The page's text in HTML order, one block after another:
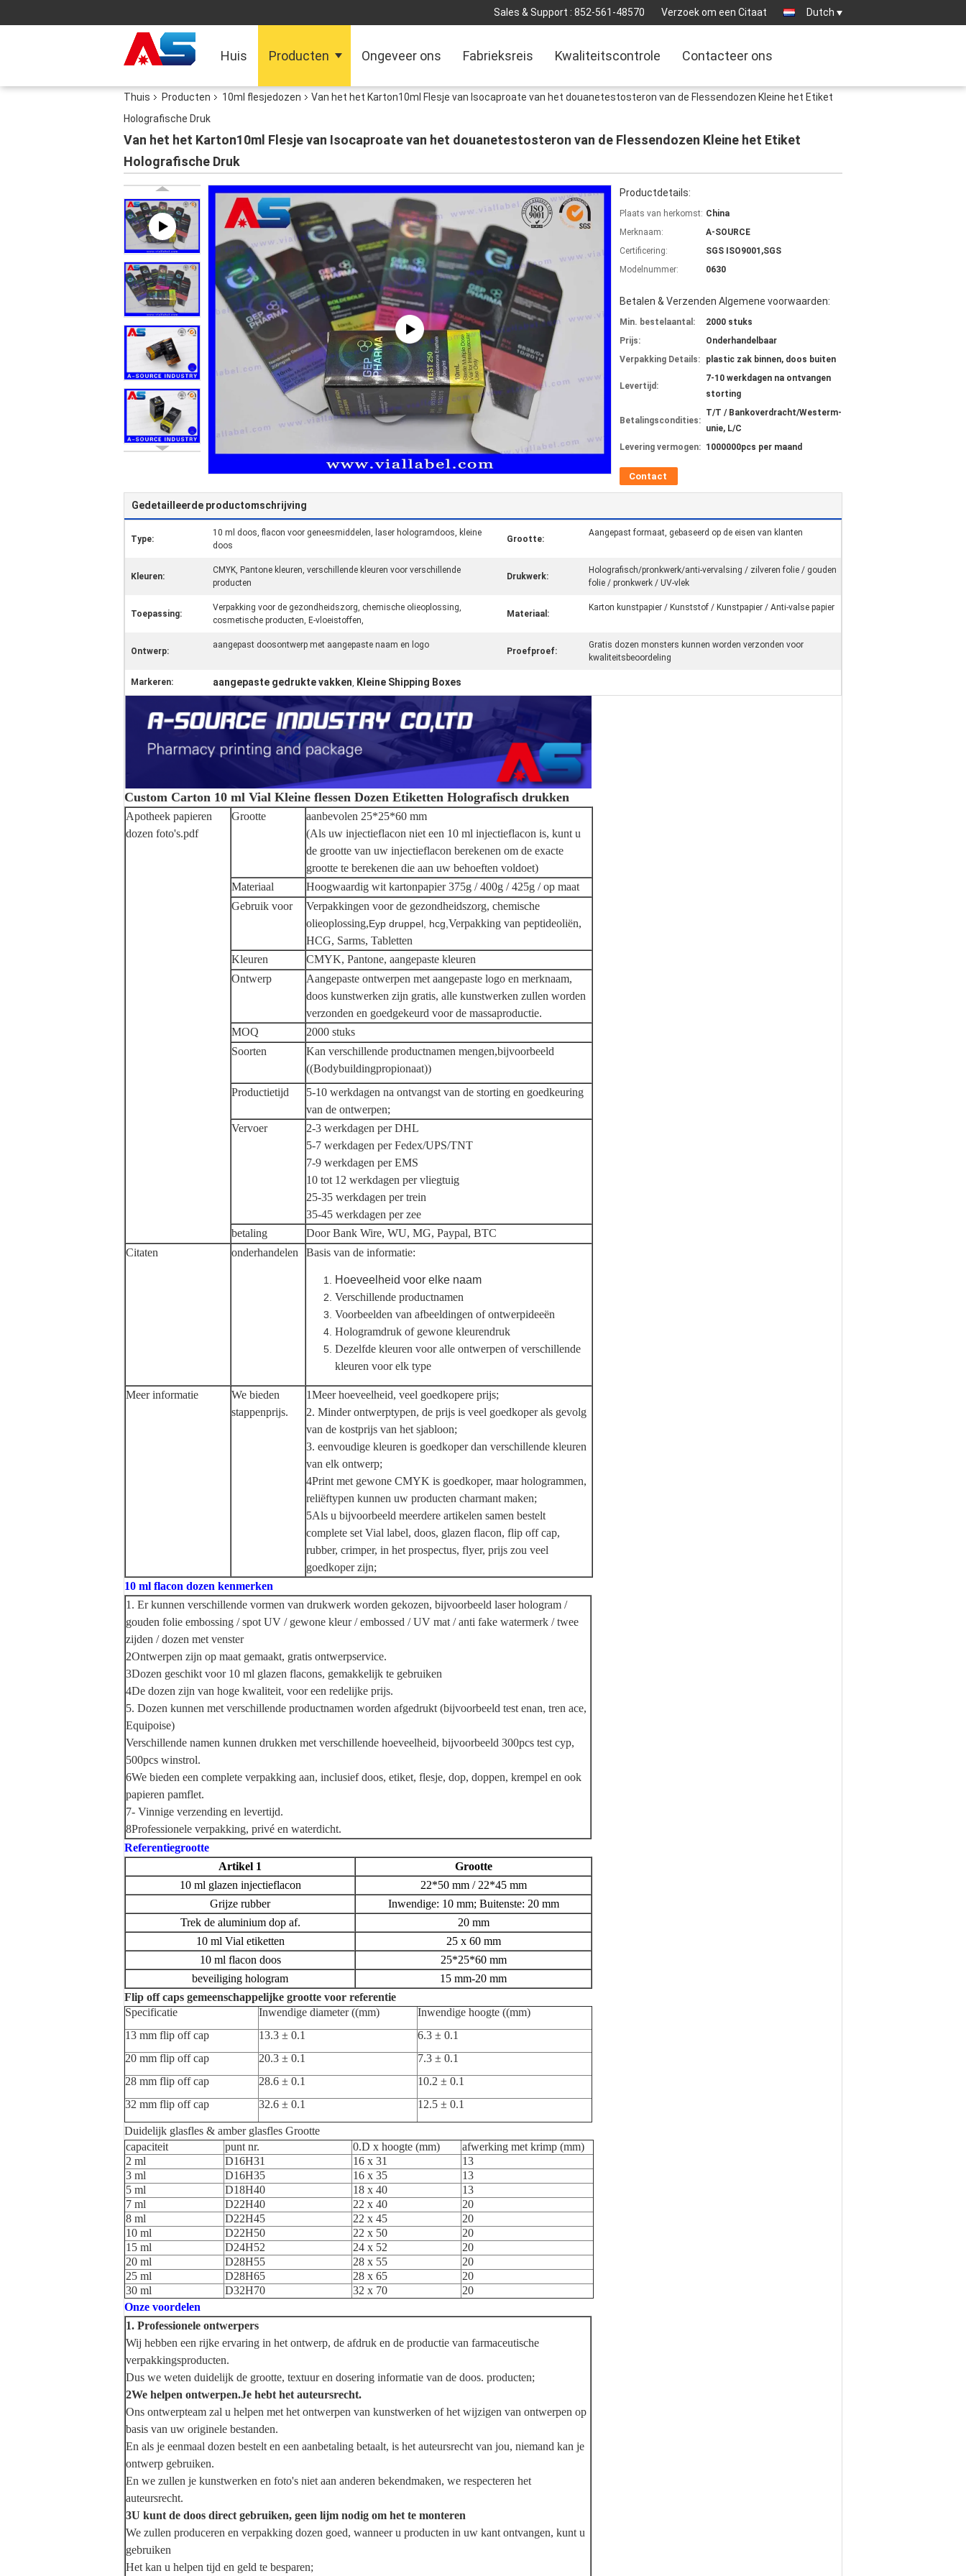
Sales & Support : 852-561-48570 Verzoek om een Citaat Dutch
Huis Producten Ongeveer ons Fabrieksreis Kwaliteitscontrole Contacteer ons
Thuis Producten 10ml flesjedozen
Van het het Karton10ml Flesje van Isocaproate van het douanetestosteron van de Flessendozen Kleine het Etiket
Holografische Druk
Van het het Karton10ml Flesje van Isocaproate van het douanetestosteron van de Flessendozen Kleine het Etiket
Holografische Druk
Productdetails:
Plaats van herkomst: China
Merknaam:
A-SOURCE
Certificering:
SGS ISO9001,SGS
Modelnummer:
0630
Betalen & Verzenden Algemene voorwaarden:
Min. bestelaantal:
2000 stuks
Prijs:
Onderhandelbaar
Verpakking Details:
plastic zak binnen, doos buiten
Levertijd:
7-10 werkdagen na ontvangen
storting
Betalingscondities:
T/T / Bankoverdracht/Westerm-
unie, L/C
Levering vermogen: 1000000pcs per maand
Contact
Gedetailleerde productomschrijving
Type:
10 ml doos, flacon voor geneesmiddelen, laser hologramdoos, kleine
doos
Grootte:
Aangepast formaat, gebaseerd op de eisen van klanten
Kleuren:
CMYK, Pantone kleuren, verschillende kleuren voor verschillende
producten
Drukwerk:
Holografisch/pronkwerk/anti-vervalsing / zilveren folie / gouden
folie / pronkwerk / UV-vlek
Toepassing:
Verpakking voor de gezondheidszorg, chemische olieoplossing,
cosmetische producten, E-vloeistoffen,
Materiaal:
Karton kunstpapier / Kunststof / Kunstpapier / Anti-valse papier
Ontwerp:
aangepast doosontwerp met aangepaste naam en logo
Proefproef:
Gratis dozen monsters kunnen worden verzonden voor
kwaliteitsbeoordeling
Markeren: aangepaste gedrukte vakken, Kleine Shipping Boxes
Custom Carton 10 ml Vial Kleine flessen Dozen Etiketten Holografisch drukken
Apotheek papieren
dozen foto's.pdf
Grootte
aanbevolen 25*25*60 mm
(Als uw injectieflacon niet een 10 ml injectieflacon is, kunt u
de grootte van uw injectieflacon berekenen om de exacte
grootte te berekenen die aan uw behoeften voldoet)
Materiaal
Hoogwaardig wit kartonpapier 375g / 400g / 425g / op maat
Gebruik voor
Verpakkingen voor de gezondheidszorg, chemische
olieoplossing,Eyp druppel, hcg, Verpakking van peptideoliën,
HCG, Sarms, Tabletten
Kleuren
CMYK, Pantone, aangepaste kleuren
Ontwerp
Aangepaste ontwerpen met aangepaste logo en merknaam,
doos kunstwerken zijn gratis, alle kunstwerken zullen worden
verzonden en goedgekeurd voor de massaproductie.
MOQ
2000 stuks
Soorten
Kan verschillende productnamen mengen,bijvoorbeeld
((Bodybuildingpropionaat))
Productietijd
5-10 werkdagen na ontvangst van de storting en goedkeuring
van de ontwerpen;
Vervoer
2-3 werkdagen per DHL
5-7 werkdagen per Fedex/UPS/TNT
7-9 werkdagen per EMS
10 tot 12 werkdagen per vliegtuig
25-35 werkdagen per trein
35-45 werkdagen per zee
betaling
Door Bank Wire, WU, MG, Paypal, BTC
Citaten
onderhandelen Basis van de informatie:
Hoeveelheid voor elke naam
Verschillende productnamen
Voorbeelden van afbeeldingen of ontwerpideeën
Hologramdruk of gewone kleurendruk
Dezelfde kleuren voor alle ontwerpen of verschillende
kleuren voor elk type
Meer informatie
We bieden
stappenprijs.
1Meer hoeveelheid, veel goedkopere prijs;
2. Minder ontwerptypen, de prijs is veel goedkoper als gevolg
van de kostprijs van het sjabloon;
3. eenvoudige kleuren is goedkoper dan verschillende kleuren
van elk ontwerp;
4Print met gewone CMYK is goedkoper, maar hologrammen,
reliëftypen kunnen uw producten charmant maken;
5Als u bijvoorbeeld meerdere artikelen samen bestelt
complete set Vial label, doos, glazen flacon, flip off cap,
rubber, crimper, in het prospectus, flyer, prijs zou veel
goedkoper zijn;
10 ml flacon dozen kenmerken
1. Er kunnen verschillende vormen van drukwerk worden gekozen, bijvoorbeeld laser hologram /
gouden folie embossing / spot UV / gewone kleur / embossed / UV mat / anti fake watermerk / twee
zijden / dozen met venster
2Ontwerpen zijn op maat gemaakt, gratis ontwerpservice.
3Dozen geschikt voor 10 ml glazen flacons, gemakkelijk te gebruiken
4De dozen zijn van hoge kwaliteit, voor een redelijke prijs.
5. Dozen kunnen met verschillende productnamen worden afgedrukt (bijvoorbeeld test enan, tren ace,
Equipoise)
Verschillende namen kunnen drukken met verschillende hoeveelheid, bijvoorbeeld 300pcs test cyp,
500pcs winstrol.
6We bieden een complete verpakking aan, inclusief doos, etiket, flesje, dop, doppen, krempel en ook
papieren pamflet.
7- Vinnige verzending en levertijd.
8Professionele verpakking, privé en waterdicht.
Referentiegrootte
Artikel 1
Grootte
10 ml glazen injectieflacon
22*50 mm / 22*45 mm
Grijze rubber
Inwendige: 10 mm; Buitenste: 20 mm
Trek de aluminium dop af.
20 mm
10 ml Vial etiketten
25 x 60 mm
10 ml flacon doos
25*25*60 mm
beveiliging hologram
15 mm-20 mm
Flip off caps gemeenschappelijke grootte voor referentie
Specificatie
Inwendige diameter ((mm)
Inwendige hoogte ((mm)
13 mm flip off cap
13.3 ± 0.1
6.3 ± 0.1
20 mm flip off cap
20.3 ± 0.1
7.3 ± 0.1
28 mm flip off cap
28.6 ± 0.1
10.2 ± 0.1
32 mm flip off cap
32.6 ± 0.1 12.5 ± 0.1
Duidelijk glasfles & amber glasfles Grootte
capaciteit
punt nr. 0.D x hoogte (mm)
afwerking met krimp (mm)
2 ml
D16H31 16 x 31
13
3 ml
D16H35 16 x 35
13
5 ml
D18H40 18 x 40
13
7 ml
D22H40 22 x 40
20
8 ml
D22H45 22 x 45
20
10 ml
D22H50 22 x 50
20
15 ml
D24H52 24 x 52
20
20 ml
D28H55 28 x 55
20
25 ml
D28H65 28 x 65
20
30 ml
D32H70 32 x 70
20
Onze voordelen
1. Professionele ontwerpers
Wij hebben een rijke ervaring in het ontwerp, de afdruk en de productie van farmaceutische
verpakkingsproducten.
Dus we weten duidelijk de grootte, textuur en dosering informatie van de doos. producten;
2We helpen ontwerpen.Je hebt het auteursrecht.
Ons ontwerpteam zal u helpen met het ontwerpen van kunstwerken of het wijzigen van ontwerpen op
basis van uw originele bestanden.
En als je eenmaal dozen bestelt en een aanbetaling betaalt, is het auteursrecht van jou, niemand kan je
ontwerp gebruiken.
En we zullen je kunstwerken en foto's niet aan anderen bekendmaken, we respecteren het
auteursrecht.
3U kunt de doos direct gebruiken, geen lijm nodig om het te monteren
We zullen produceren en verpakking dozen goed, wanneer u producten in uw kant ontvangen, kunt u
gebruiken
Het kan u helpen tijd en geld te besparen;